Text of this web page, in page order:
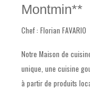
Montmin**
Chef : Florian FAVARIO
Notre Maison de
unique, une cuisine
à partir de produits